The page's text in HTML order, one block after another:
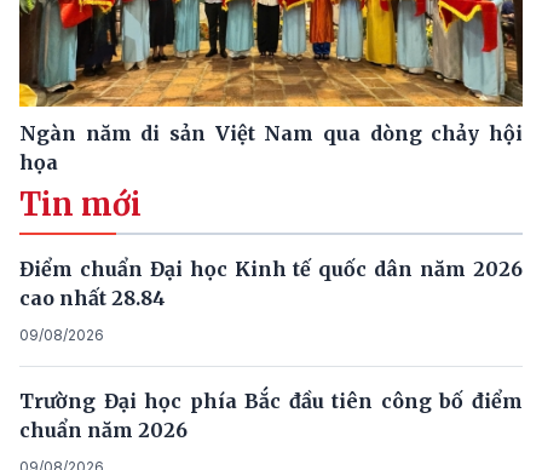
Ngàn năm di sản Việt Nam qua dòng chảy hội
họa
Tin mới
Điểm chuẩn Đại học Kinh tế quốc dân năm 2026
cao nhất 28.84
09/08/2026
Trường Đại học phía Bắc đầu tiên công bố điểm
chuẩn năm 2026